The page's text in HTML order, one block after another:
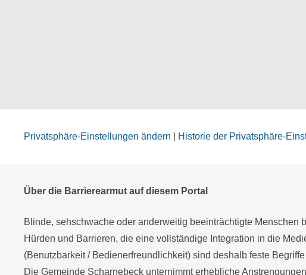
Privatsphäre-Einstellungen ändern Historie der Privatsphäre-
Über die Barrierearmut auf diesem Portal
Blinde, sehschwache oder anderweitig beeinträchtigte
Hürden und Barrieren, die eine vollständige Integration in die
(Benutzbarkeit / Bedienerfreundlichkeit) sind deshalb feste
Die Gemeinde Scharnebeck unternimmt erhebliche